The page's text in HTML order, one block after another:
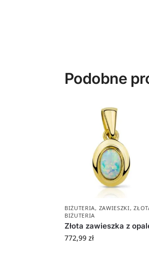
Podobne
BIŻUTERIA, ZAWIESZKI,
BIŻUTERIA
Złota zawieszka z
772,99 zł